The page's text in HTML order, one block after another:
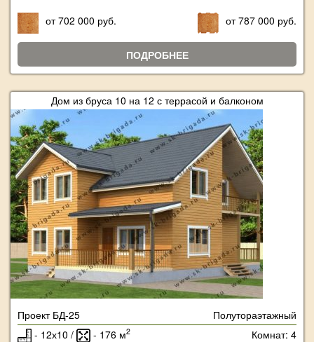
от 702 000 руб. от 787 000 руб.
ПОДРОБНЕЕ
Дом из бруса 10 на 12 с террасой и балконом
Проект БД-25
Полутораэтажный
- 12х10 /
- 176 м2 Комнат: 4